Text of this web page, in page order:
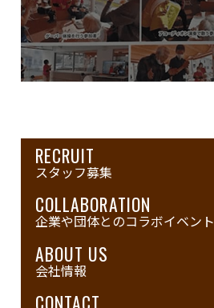
RECRUIT
スタッフ募集
COLLABORATION
企業や団体とのコラボイベント
ABOUT US
会社情報
CONTACT